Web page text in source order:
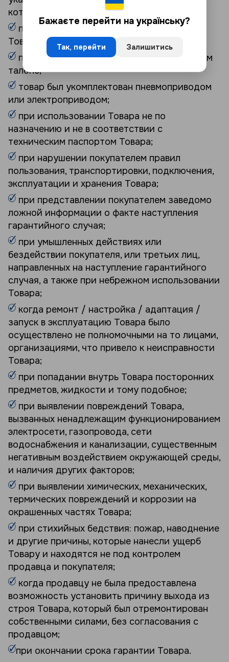
которого выдвигаются требования;
при невозможности идентифицировать
Товар относительно гарантийного талона;
при выявлении исправлений в гарантийном
талоне;
товар был укомплектован пневмоприводом
или электроприводом;
при использовании Товара не по
назначению и не в соответствии с
техническим паспортом Товара;
при нарушении покупателем правил
пользования, транспортировки, подключения,
эксплуатации и хранения Товара;
при представлении покупателем заведомо
ложной информации о факте наступления
гарантийного случая;
при умышленных действиях или
бездействии покупателя, или третьих лиц,
направленных на наступление гарантийного
случая, а также при небрежном использовании
Товара;
когда ремонт / настройка / адаптация /
запуск в эксплуатацию Товара было
осуществлено не полномочными на то лицами,
организациями, что привело к неисправности
Товара;
при попадании внутрь Товара посторонних
предметов, жидкости и тому подобное;
при выявлении повреждений Товара,
вызванных ненадлежащим функционированием
электросети, газопровода, сети
водоснабжения и канализации, существенным
негативным воздействием окружающей среды,
и наличия других факторов;
при выявлении химических, механических,
термических повреждений и коррозии на
окрашенных частях Товара;
при стихийных бедствия: пожар, наводнение
и другие причины, которые нанесли ущерб
Товару и находятся не под контролем
продавца и покупателя;
когда продавцу не была предоставлена
возможность установить причину выхода из
строя Товара, который был отремонтирован
собственными силами, без согласования с
продавцом;
при окончании срока гарантии Товара.
Бажаєте перейти на українську?
Так, перейти Залишитись